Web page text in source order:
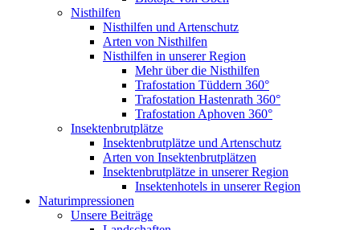
Nisthilfen
Nisthilfen und Artenschutz
Arten von Nisthilfen
Nisthilfen in unserer Region
Mehr über die Nisthilfen
Trafostation Tüddern 360°
Trafostation Hastenrath 360°
Trafostation Aphoven 360°
Insektenbrutplätze
Insektenbrutplätze und Artenschutz
Arten von Insektenbrutplätzen
Insektenbrutplätze in unserer Region
Insektenhotels in unserer Region
Naturimpressionen
Unsere Beiträge